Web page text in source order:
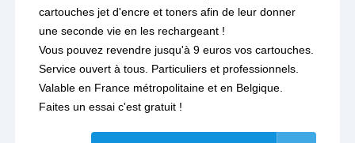
cartouches jet d'encre et toners afin de leur donner
une seconde vie en les rechargeant !
Vous pouvez revendre jusqu'à 9 euros vos cartouches.
Service ouvert à tous. Particuliers et professionnels.
Valable en France métropolitaine et en Belgique.
Faites un essai c'est gratuit !